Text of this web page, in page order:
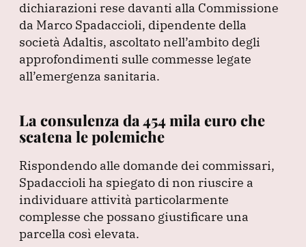
dichiarazioni rese davanti alla Commissione
da Marco Spadaccioli, dipendente della
società Adaltis, ascoltato nell’ambito degli
approfondimenti sulle commesse legate
all’emergenza sanitaria.
La consulenza da 454 mila euro che
scatena le polemiche
Rispondendo alle domande dei commissari,
Spadaccioli ha spiegato di non riuscire a
individuare attività particolarmente
complesse che possano giustificare una
parcella così elevata.